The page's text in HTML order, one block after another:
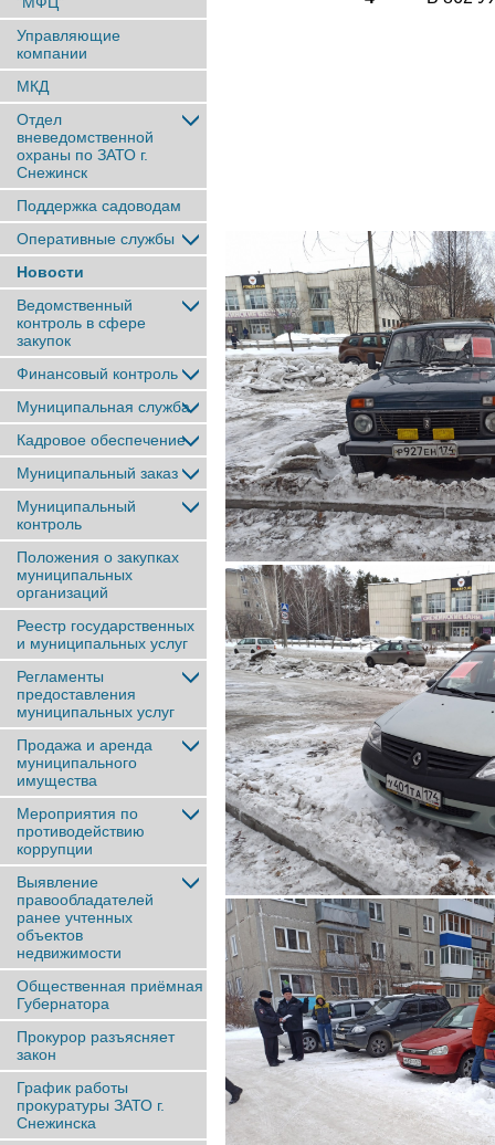
Управляющие
компании
МКД
Отдел
вневедомственной
охраны по ЗАТО г.
Снежинск
Поддержка садоводам
Оперативные службы
Новости
Ведомственный
контроль в сфере
закупок
Финансовый контроль
Муниципальная служба
Кадровое обеспечение
Муниципальный заказ
Муниципальный
контроль
Положения о закупках
муниципальных
организаций
Реестр государственных
и муниципальных услуг
Регламенты
предоставления
муниципальных услуг
Продажа и аренда
муниципального
имущества
Мероприятия по
противодействию
коррупции
Выявление
правообладателей
ранее учтенныx
объектов
недвижимости
Общественная приёмная
Губернатора
Прокурор разъясняет
закон
График работы
прокуратуры ЗАТО г.
Снежинска